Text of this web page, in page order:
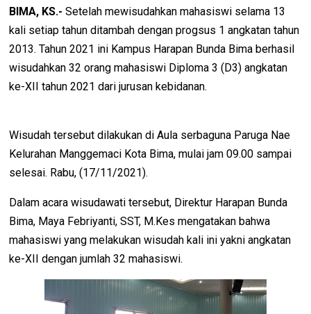
BIMA, KS.-Setelah mewisudahkan mahasiswi selama 13
kali setiap tahun ditambah dengan progsus 1 angkatan tahun
2013. Tahun 2021 ini Kampus Harapan Bunda Bima berhasil
wisudahkan 32 orang mahasiswi Diploma 3 (D3) angkatan
ke-XII tahun 2021 dari jurusan kebidanan.
Wisudah tersebut dilakukan di Aula serbaguna Paruga Nae
Kelurahan Manggemaci Kota Bima, mulai jam 09.00 sampai
selesai. Rabu, (17/11/2021).
Dalam acara wisudawati tersebut, Direktur Harapan Bunda
Bima, Maya Febriyanti, SST, M.Kes mengatakan bahwa
mahasiswi yang melakukan wisudah kali ini yakni angkatan
ke-XII dengan jumlah 32 mahasiswi.